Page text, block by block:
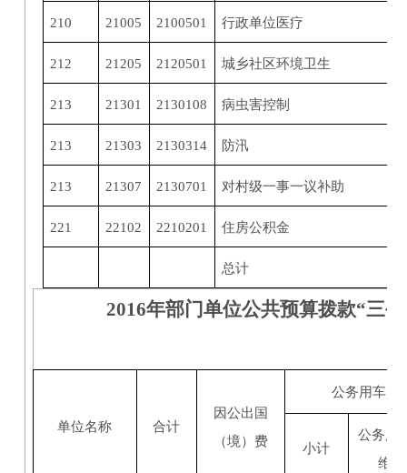
210 21005 2100501 行政单位医疗
212 21205 2120501 城乡社区环境卫生
213 21301 2130108 病虫害控制
213 21303 2130314 防汛
213 21307 2130701 对村级一事一议补助
221 22102 2210201 住房公积金
总计
2016年部门单位公共预算拨款“三
单位名称 合计
因公出国
（境）费
公务用车购
小计
公务用
维